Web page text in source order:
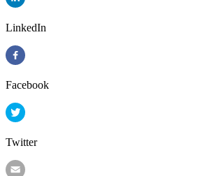
LinkedIn
Facebook
Twitter